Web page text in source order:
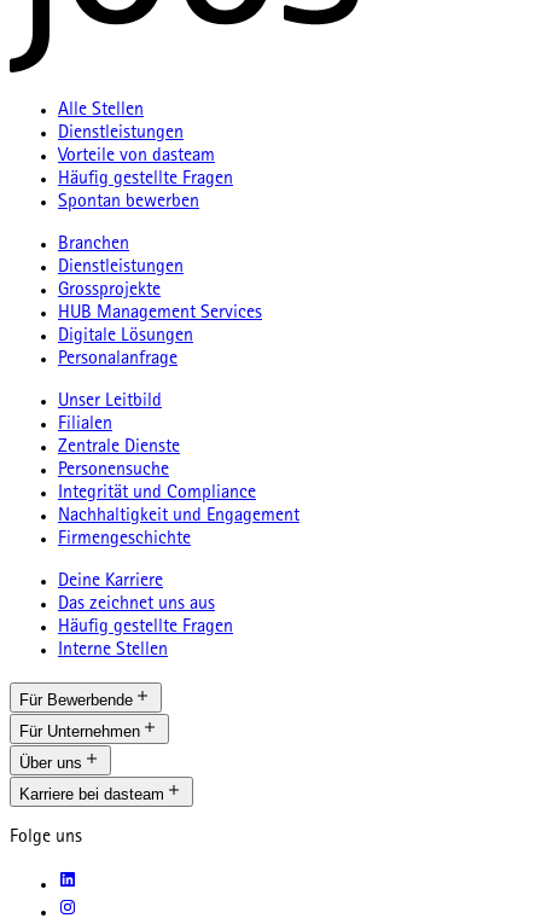
Alle Stellen
Dienstleistungen
Vorteile von dasteam
Häufig gestellte Fragen
Spontan bewerben
Branchen
Dienstleistungen
Grossprojekte
HUB Management Services
Digitale Lösungen
Personalanfrage
Unser Leitbild
Filialen
Zentrale Dienste
Personensuche
Integrität und Compliance
Nachhaltigkeit und Engagement
Firmengeschichte
Deine Karriere
Das zeichnet uns aus
Häufig gestellte Fragen
Interne Stellen
Für Bewerbende
Für Unternehmen
Über uns
Karriere bei dasteam
Folge uns